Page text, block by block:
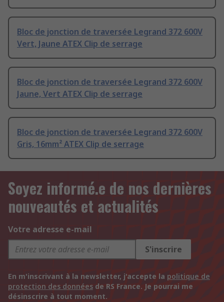
Bloc de jonction de traversée Legrand 372 600V
Vert, Jaune ATEX Clip de serrage
Bloc de jonction de traversée Legrand 372 600V
Jaune, Vert ATEX Clip de serrage
Bloc de jonction de traversée Legrand 372 600V
Gris, 16mm² ATEX Clip de serrage
Soyez informé.e de nos dernières
nouveautés et actualités
Votre adresse e-mail
S'inscrire
En m'inscrivant à la newsletter, j'accepte la politique de
protection des données de RS France. Je pourrai me
désinscrire à tout moment.